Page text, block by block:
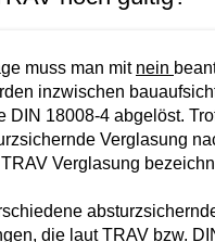
Plissee
/ Farbmuster
muss man mit nein
inzwischen
DIN 18008-4 abgelöst.
Verglasung
Verglasung
die laut TRAV bzw.